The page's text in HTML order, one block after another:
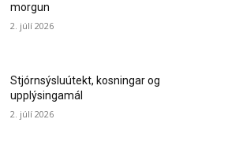
morgun
2. júlí 2026
Stjórnsýsluútekt, kosningar og
upplýsingamál
2. júlí 2026